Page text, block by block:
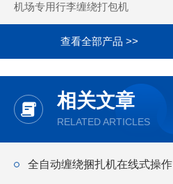
机场专用行李缠绕打包机
查看全部产品 >>
相关文章
RELATED ARTICLES
全自动缠绕捆扎机在线式操作